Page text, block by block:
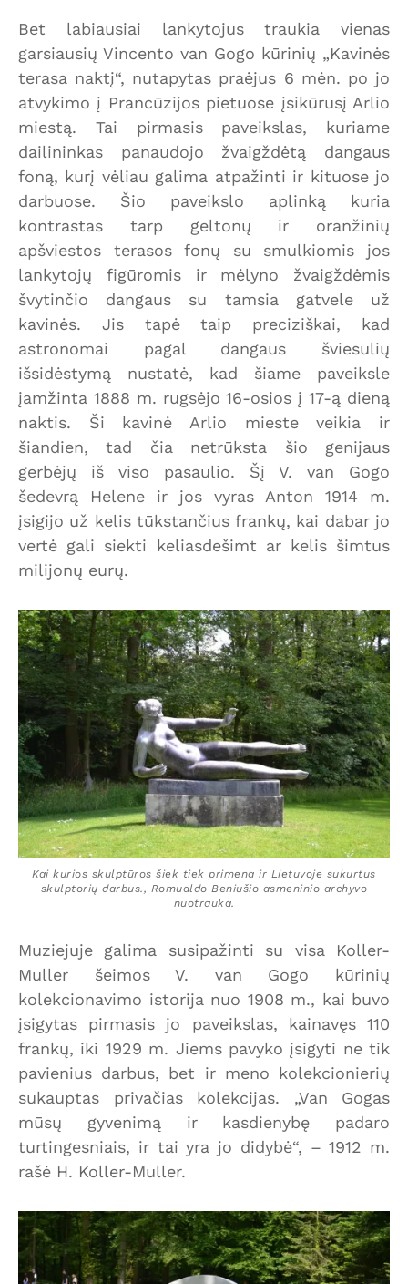
Bet labiausiai lankytojus traukia vienas
garsiausių Vincento van Gogo kūrinių „Kavinės
terasa naktį“, nutapytas praėjus 6 mėn. po jo
atvykimo į Prancūzijos pietuose įsikūrusį Arlio
miestą. Tai pirmasis paveikslas, kuriame
dailininkas panaudojo žvaigždėtą dangaus
foną, kurį vėliau galima atpažinti ir kituose jo
darbuose. Šio paveikslo aplinką kuria
kontrastas tarp geltonų ir oranžinių
apšviestos terasos fonų su smulkiomis jos
lankytojų figūromis ir mėlyno žvaigždėmis
švytinčio dangaus su tamsia gatvele už
kavinės. Jis tapė taip preciziškai, kad
astronomai pagal dangaus šviesulių
išsidėstymą nustatė, kad šiame paveiksle
įamžinta 1888 m. rugsėjo 16-osios į 17-ą dieną
naktis. Ši kavinė Arlio mieste veikia ir
šiandien, tad čia netrūksta šio genijaus
gerbėjų iš viso pasaulio. Šį V. van Gogo
šedevrą Helene ir jos vyras Anton 1914 m.
įsigijo už kelis tūkstančius frankų, kai dabar jo
vertė gali siekti keliasdešimt ar kelis šimtus
milijonų eurų.
Kai kurios skulptūros šiek tiek primena ir Lietuvoje sukurtus
skulptorių darbus., Romualdo Beniušio asmeninio archyvo
nuotrauka.
Muziejuje galima susipažinti su visa Koller-
Muller šeimos V. van Gogo kūrinių
kolekcionavimo istorija nuo 1908 m., kai buvo
įsigytas pirmasis jo paveikslas, kainavęs 110
frankų, iki 1929 m. Jiems pavyko įsigyti ne tik
pavienius darbus, bet ir meno kolekcionierių
sukauptas privačias kolekcijas. „Van Gogas
mūsų gyvenimą ir kasdienybę padaro
turtingesniais, ir tai yra jo didybė“, – 1912 m.
rašė H. Koller-Muller.